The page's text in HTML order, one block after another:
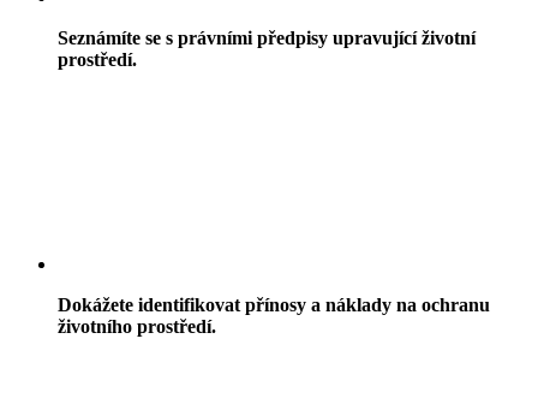
Seznámíte se s právními předpisy upravující životní
prostředí.
Dokážete identifikovat přínosy a náklady na ochranu
životního prostředí.